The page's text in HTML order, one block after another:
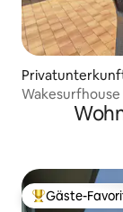
Wakesurfhouse
Beliebter
Gäste-